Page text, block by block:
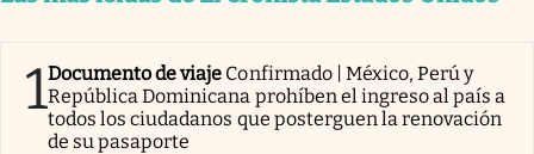
1Documento de viaje Confirmado | México, Perú y
República Dominicana prohíben el ingreso al país a
todos los ciudadanos que posterguen la renovación
de su pasaporte